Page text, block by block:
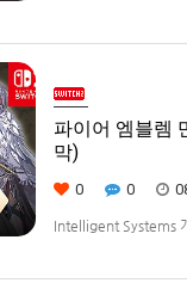
파이어 엠블렘
막)
0 0
Intelligent Systems